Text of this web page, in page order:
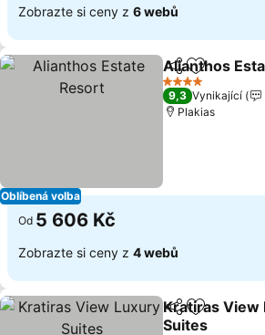
Zobrazte si ceny z 6 webů
Oblíbená volba
SdíletPřidat na
Alianthos
4 Počet hvězdiček
9,3 Vynikající
Plakias
Od 5 606 Kč
Zobrazte si ceny z 4 webů
SdíletPřidat na
Kratiras View
Suites